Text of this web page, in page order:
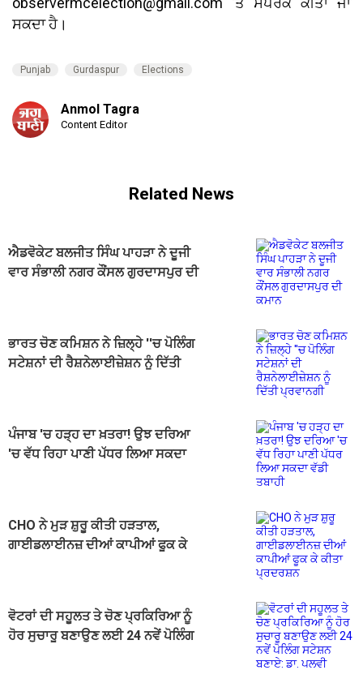
ਸਕਦਾ ਹੈ।
Punjab Gurdaspur Elections
Anmol Tagra
Content Editor
Related News
ਐਡਵੋਕੇਟ ਬਲਜੀਤ ਸਿੰਘ ਪਾਹੜਾ ਨੇ ਦੂਜੀ
ਵਾਰ ਸੰਭਾਲੀ ਨਗਰ ਕੌਂਸਲ ਗੁਰਦਾਸਪੁਰ ਦੀ
ਭਾਰਤ ਚੋਣ ਕਮਿਸ਼ਨ ਨੇ ਜ਼ਿਲ੍ਹੇ ''ਚ ਪੋਲਿੰਗ
ਸਟੇਸ਼ਨਾਂ ਦੀ ਰੈਸ਼ਨੇਲਾਈਜ਼ੇਸ਼ਨ ਨੂੰ ਦਿੱਤੀ
ਪੰਜਾਬ 'ਚ ਹੜ੍ਹ ਦਾ ਖ਼ਤਰਾ! ਉਝ ਦਰਿਆ
'ਚ ਵੱਧ ਰਿਹਾ ਪਾਣੀ ਪੱਧਰ ਲਿਆ ਸਕਦਾ
CHO ਨੇ ਮੁੜ ਸ਼ੁਰੂ ਕੀਤੀ ਹੜਤਾਲ,
ਗਾਈਡਲਾਈਨਜ਼ ਦੀਆਂ ਕਾਪੀਆਂ ਫੂਕ ਕੇ
ਵੋਟਰਾਂ ਦੀ ਸਹੂਲਤ ਤੇ ਚੋਣ ਪ੍ਰਕਿਰਿਆ ਨੂੰ
ਹੋਰ ਸੁਚਾਰੂ ਬਣਾਉਣ ਲਈ 24 ਨਵੇਂ ਪੋਲਿੰਗ